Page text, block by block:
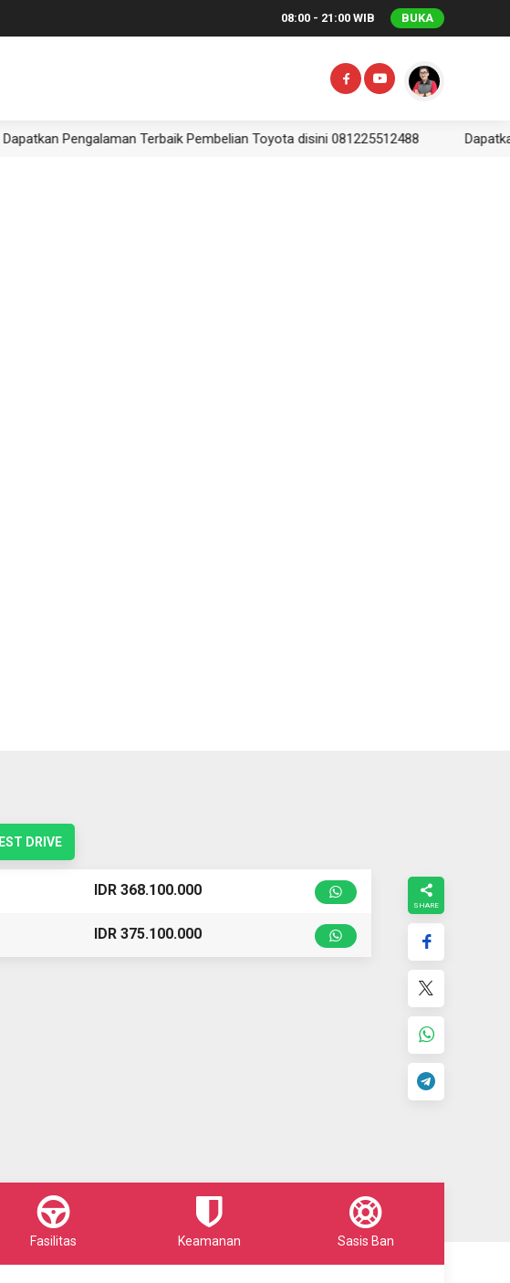
08:00 - 21:00 WIB BUKA
Pengalaman Terbaik Pembelian Toyota disini 081225512488 Dapatkan
DRIVE
IDR 368.100.000
IDR 375.100.000
Fasilitas Keamanan Sasis Ban